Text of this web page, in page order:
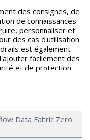
des consignes, de
de connaissances
personnaliser et
des cas d'utilisation
est également
facilement des
et de protection
Data Fabric Zero